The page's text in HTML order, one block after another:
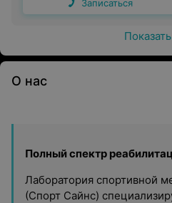
Записаться
О нас
Полный спектр
Лаборатория спортивной
(Cпорт Сайнс)